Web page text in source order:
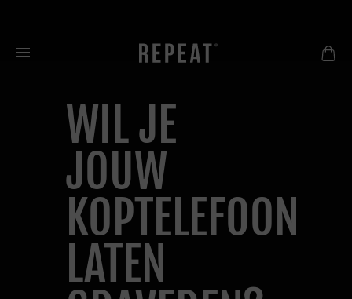
naar
WIL JE
JOUW
KOPTELEFOON
LATEN